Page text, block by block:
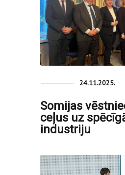
24.11.2025.
Somijas
ceļus uz
industriju